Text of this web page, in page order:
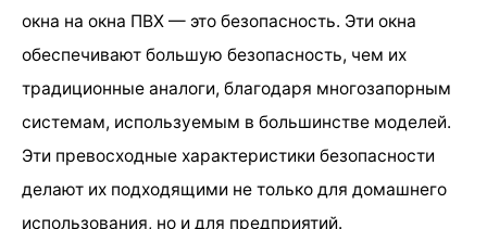
окна на окна ПВХ — это безопасность. Эти окна
обеспечивают большую безопасность, чем их
традиционные аналоги, благодаря многозапорным
системам, используемым в большинстве моделей.
Эти превосходные характеристики безопасности
делают их подходящими не только для домашнего
использования, но и для предприятий.